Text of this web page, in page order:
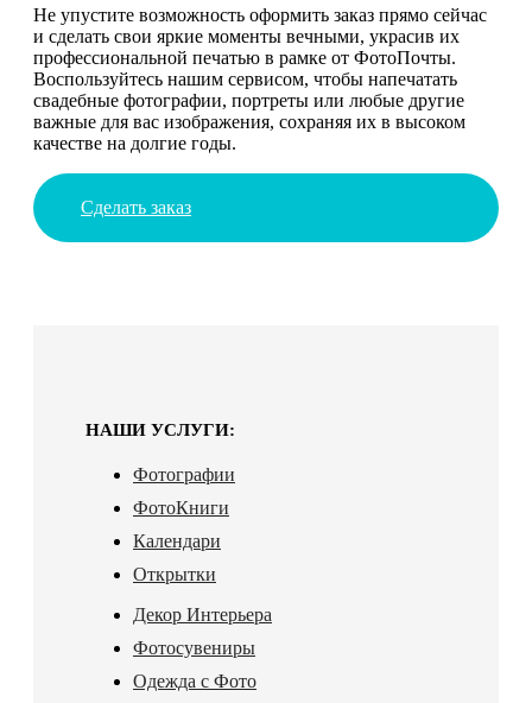
Не упустите возможность оформить заказ прямо сейчас
и сделать свои яркие моменты вечными, украсив их
профессиональной печатью в рамке от ФотоПочты.
Воспользуйтесь нашим сервисом, чтобы напечатать
свадебные фотографии, портреты или любые другие
важные для вас изображения, сохраняя их в высоком
качестве на долгие годы.
Сделать заказ
НАШИ УСЛУГИ:
Фотографии
ФотоКниги
Календари
Открытки
Декор Интерьера
Фотосувениры
Одежда с Фото